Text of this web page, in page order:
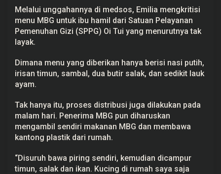
i
k
a
n
Melalui unggahannya di medsos, Emilia mengkritisi
menu MBG untuk ibu hamil dari Satuan Pelayanan
Pemenuhan Gizi (SPPG) Oi Tui yang menurutnya tak
layak.
Dimana menu yang diberikan hanya berisi nasi putih,
irisan timun, sambal, dua butir salak, dan sedikit lauk
ayam.
Tak hanya itu, proses distribusi juga dilakukan pada
malam hari. Penerima MBG pun diharuskan
mengambil sendiri makanan MBG dan membawa
kantong plastik dari rumah.
“Disuruh bawa piring sendiri, kemudian dicampur
timun, salak dan ikan. Kucing di rumah saya saja